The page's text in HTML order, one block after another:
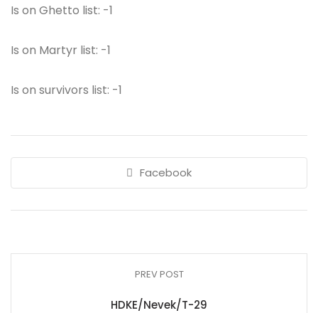
Is on Ghetto list: -1
Is on Martyr list: -1
Is on survivors list: -1
Facebook
PREV POST
HDKE/Nevek/T-29